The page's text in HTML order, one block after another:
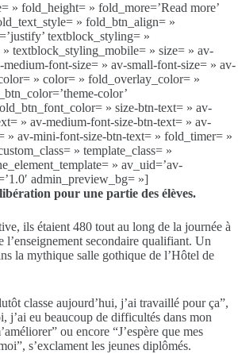
» fold_height= » fold_more=’Read more’
» fold_btn_align= »
textblock_styling= »
textblock_styling_mobile= » size= » av-
font-size= » av-small-font-size= » av-
» color= » fold_overlay_color= »
color’
» size-btn-text= » av-
» av-medium-font-size-btn-text= » av-
» av-mini-font-size-btn-text= » fold_timer= »
» template_class= »
» av_uid=’av-
admin_preview_bg= »]
pour une partie des élèves.
ils étaient 480 tout au long de la journée à
l’enseignement secondaire qualifiant. Un
la mythique salle gothique de l’Hôtel de
classe aujourd’hui, j’ai travaillé pour ça”,
j’ai eu beaucoup de difficultés dans mon
ou encore “J’espère que mes
s’exclament les jeunes diplômés.